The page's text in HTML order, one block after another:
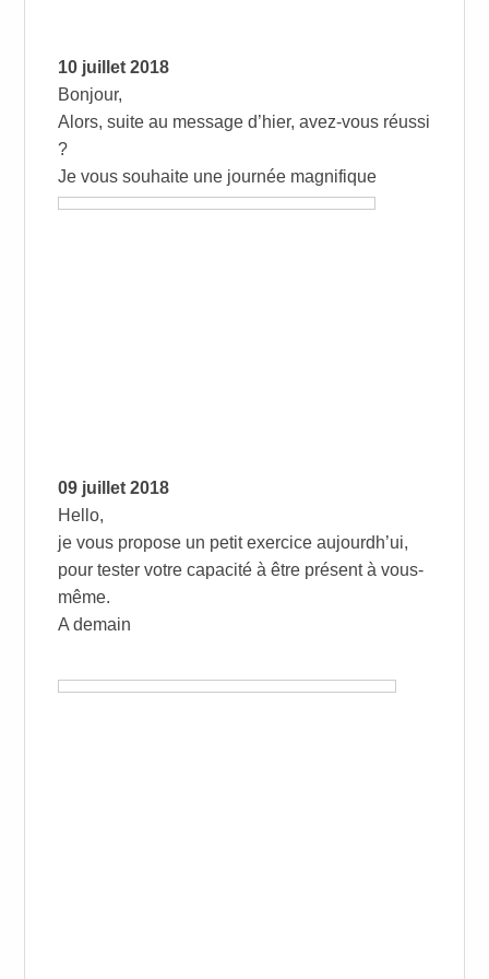
10 juillet 2018
Bonjour,
Alors, suite au message d’hier, avez-vous réussi
?
Je vous souhaite une journée magnifique
09 juillet 2018
Hello,
je vous propose un petit exercice aujourdh’ui,
pour tester votre capacité à être présent à vous-
même.
A demain